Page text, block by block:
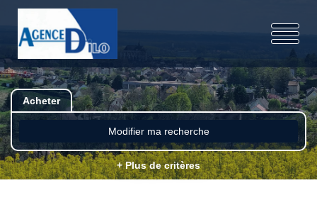
Acheter
Modifier ma recherche
+ Plus de critères